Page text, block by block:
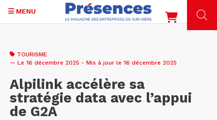
contenu
MENU
TOURISME
— Le 16 décembre 2025 - Mis à jour le 16 décembre 2025
Alpilink accélère sa
stratégie data avec l’appui
de G2A